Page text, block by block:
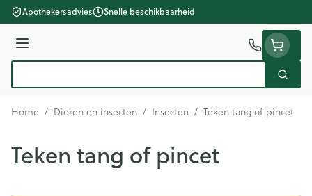
Ga naar de inhoud
Apothekersadvies Snelle beschikbaarheid
Menu
Zoek
Home / Dieren en insecten / Insecten / Teken tang of pincet
Teken tang of pincet